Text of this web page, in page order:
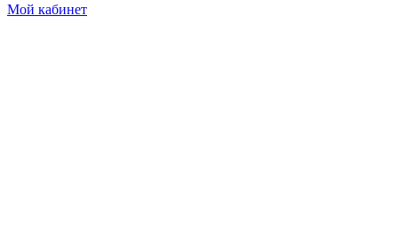
Мой кабинет